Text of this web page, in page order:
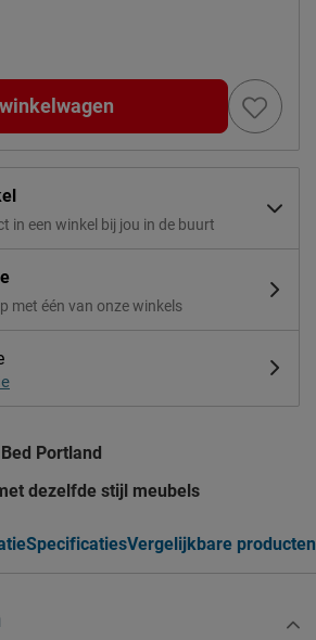
in een winkel bij jou in de buurt
met één van onze winkels
Portland
dezelfde stijl meubels
SpecificatiesVergelijkbare producten